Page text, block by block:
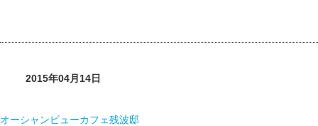
2015年04月14日
オーシャンビューカフェ残波邸